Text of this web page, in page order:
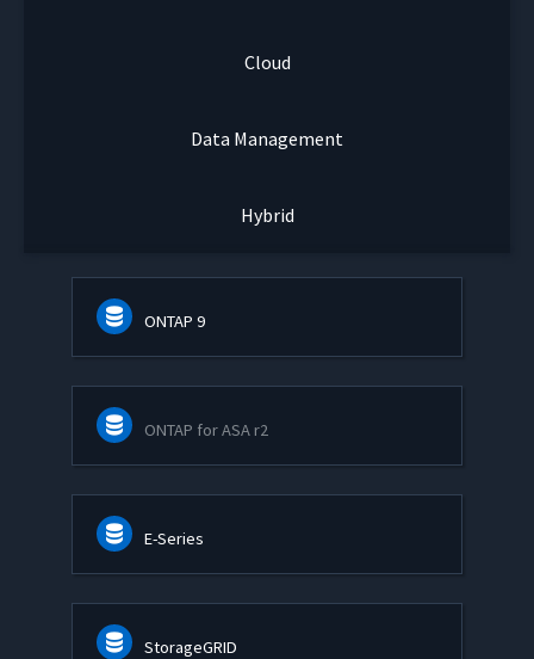
Cloud
Data Management
Hybrid
ONTAP 9
ONTAP for ASA r2
E-Series
StorageGRID